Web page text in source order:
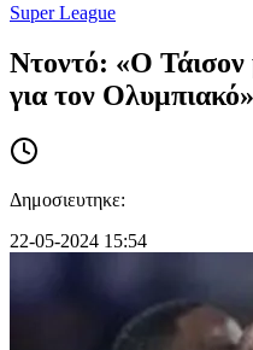
Super League
Ντοντό: «Ο Τάισον
για τον Ολυμπιακό»
Δημοσιευτηκε:
22-05-2024 15:54